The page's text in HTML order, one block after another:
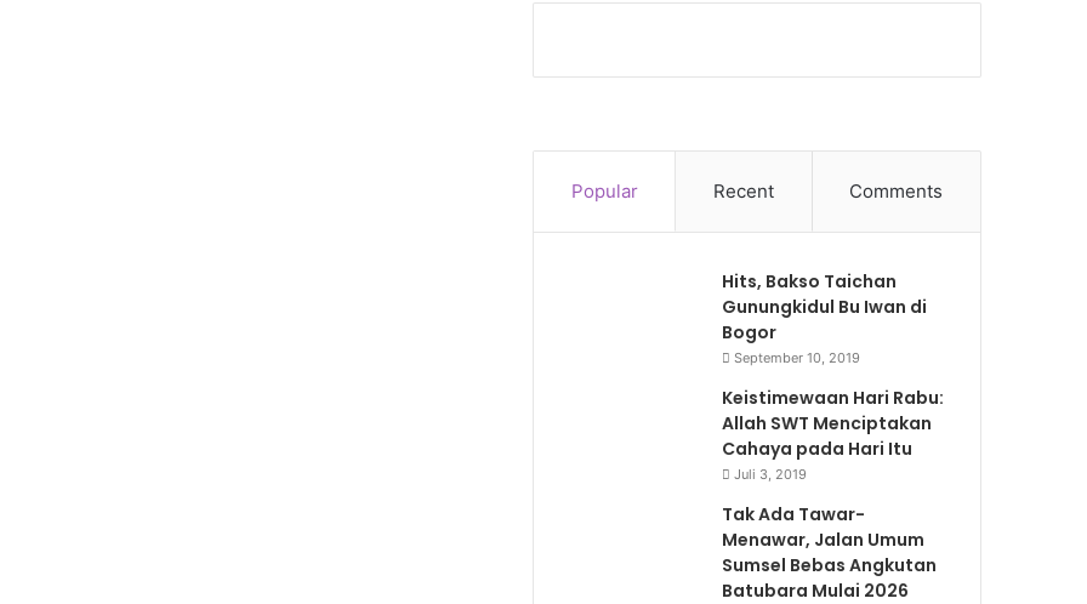
Popular Recent Comments
Hits, Bakso Taichan
Gunungkidul Bu Iwan di
Bogor
September 10, 2019
Keistimewaan Hari Rabu:
Allah SWT Menciptakan
Cahaya pada Hari Itu
Juli 3, 2019
Tak Ada Tawar-
Menawar, Jalan Umum
Sumsel Bebas Angkutan
Batubara Mulai 2026